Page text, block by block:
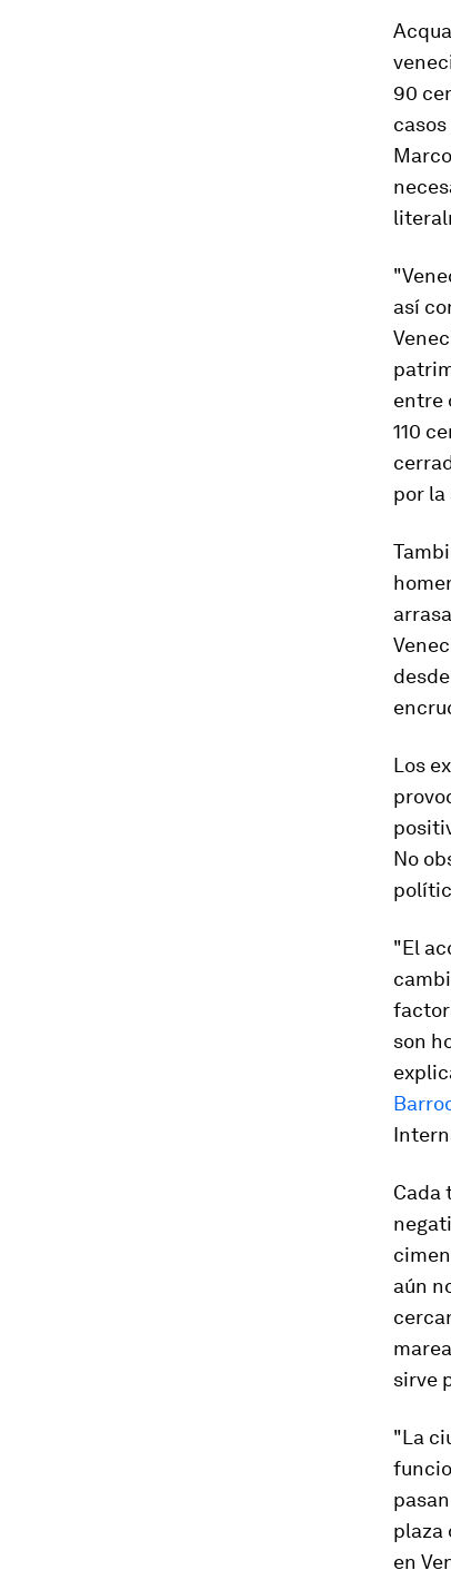
90
así
entre
110
por la
Los
No
"El
son
Cada
aún
sirve
"La
plaza
en